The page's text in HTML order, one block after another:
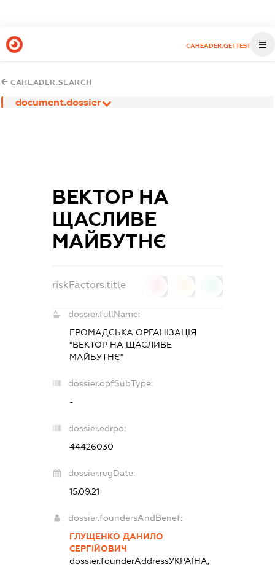
CAHEADER.GETTEST
CAHEADER.SEARCH
document.dossier
ВЕКТОР НА
ЩАСЛИВЕ
МАЙБУТНЄ
riskFactors.title
dossier.fullName:
ГРОМАДСЬКА ОРГАНІЗАЦІЯ
"ВЕКТОР НА ЩАСЛИВЕ
МАЙБУТНЄ"
dossier.opfSubType:
-
dossier.edrpo:
44426030
dossier.regDate:
15.09.21
dossier.foundersAndBenef:
ГЛУЩЕНКО ДАНИЛО
СЕРГІЙОВИЧ
dossier.founderAddressУКРАЇНА,